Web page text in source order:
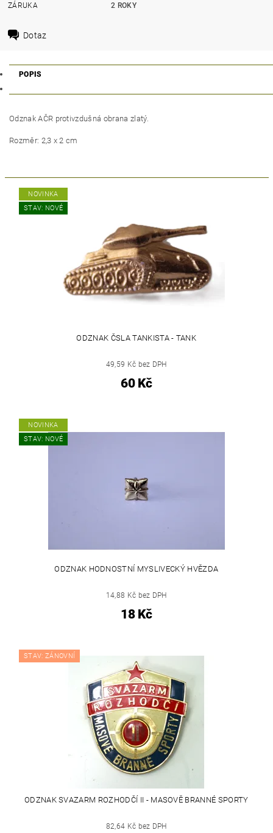
ZÁRUKA
2 ROKY
Dotaz
POPIS
Odznak AČR protivzdušná obrana zlatý.
Rozměr: 2,3 x 2 cm
NOVINKA
STAV: NOVÉ
ODZNAK ČSLA TANKISTA - TANK
49,59 Kč bez DPH
60 Kč
NOVINKA
STAV: NOVÉ
ODZNAK HODNOSTNÍ MYSLIVECKÝ HVĚZDA
14,88 Kč bez DPH
18 Kč
STAV: ZÁNOVNÍ
ODZNAK SVAZARM ROZHODČÍ II - MASOVĚ BRANNÉ SPORTY
82,64 Kč bez DPH